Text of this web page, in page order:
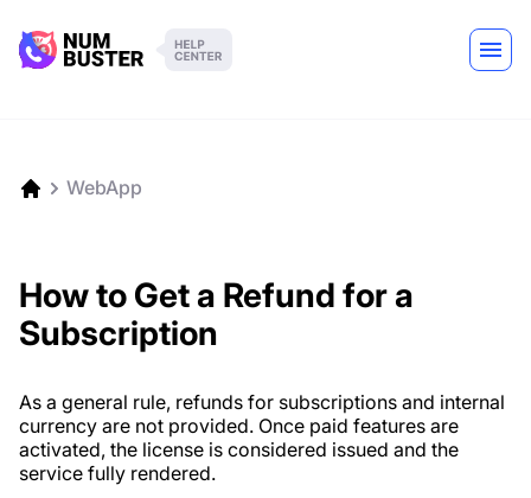
WebApp
How to Get a Refund for a
Subscription
As a general rule, refunds for subscriptions and internal
currency are not provided. Once paid features are
activated, the license is considered issued and the
service fully rendered.